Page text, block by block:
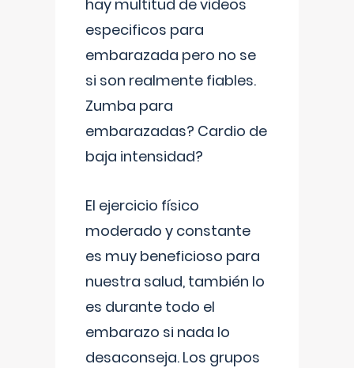
hay multitud de videos
especificos para
embarazada pero no se
si son realmente fiables.
Zumba para
embarazadas? Cardio de
baja intensidad?
El ejercicio físico
moderado y constante
es muy beneficioso para
nuestra salud, también lo
es durante todo el
embarazo si nada lo
desaconseja. Los grupos